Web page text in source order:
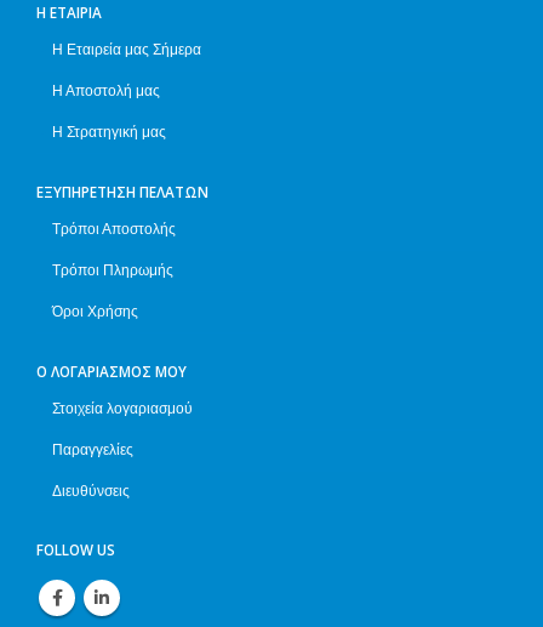
Η ΕΤΑΙΡΊΑ
Η Εταιρεία μας Σήμερα
Η Αποστολή μας
Η Στρατηγική μας
ΕΞΥΠΗΡΈΤΗΣΗ ΠΕΛΑΤΏΝ
Τρόποι Αποστολής
Τρόποι Πληρωμής
Όροι Χρήσης
Ο ΛΟΓΑΡΙΑΣΜΌΣ ΜΟΥ
Στοιχεία λογαριασμού
Παραγγελίες
Διευθύνσεις
FOLLOW US